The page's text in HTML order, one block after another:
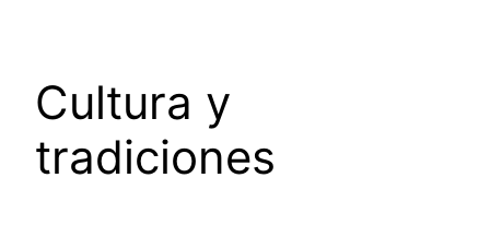
Cultura y
tradiciones